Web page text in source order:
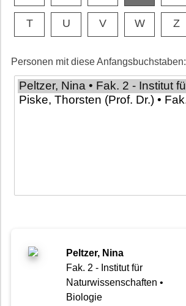
T U V W Z
Personen mit diese Anfangsbuchstaben:
Peltzer, Nina
Fak. 2 - Institut für
Naturwissenschaften •
Biologie